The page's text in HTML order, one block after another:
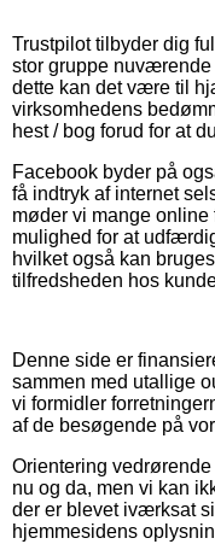
Trustpilot tilbyder dig
stor gruppe
dette kan det være til
virksomhedens
hest / bog forud for at
Facebook byder på
få indtryk af internet
møder vi mange
mulighed for at
hvilket også kan
tilfredsheden hos
Denne side er
sammen med utallige
vi formidler
af de besøgende på
Orientering
nu og da, men vi kan
der er blevet iværksat
hjemmesidens